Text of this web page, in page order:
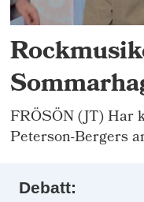
FRÖSÖN (JT) Har
Peterson-Bergers
Debatt: